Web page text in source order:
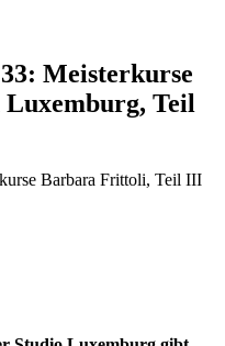
Meisterkurse
Teil